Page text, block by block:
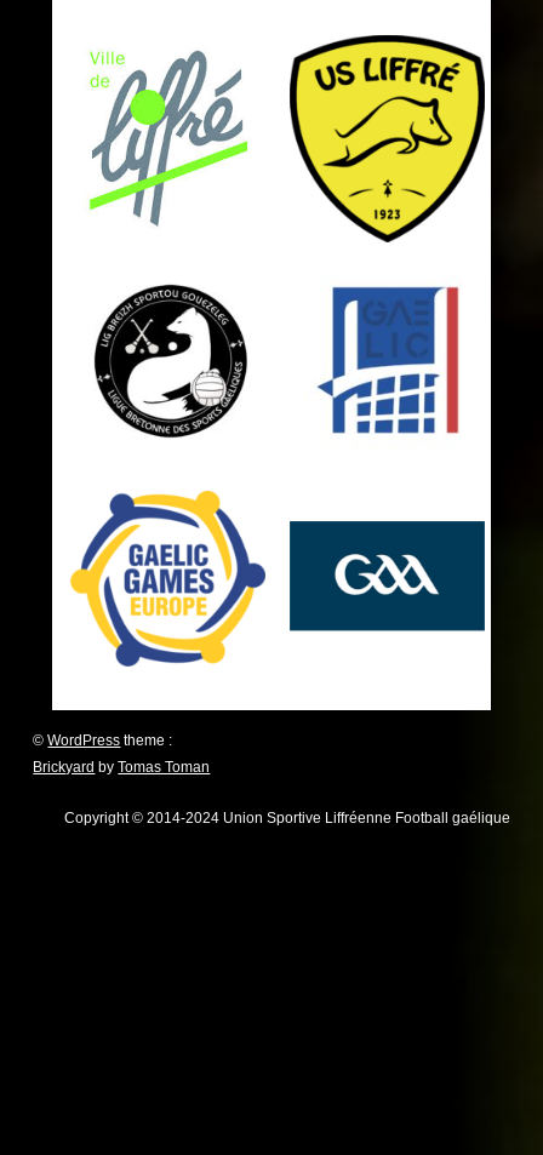
©WordPress theme :
Brickyard byTomas Toman
Copyright © 2014-2024 Union Sportive Liffréenne Football gaélique